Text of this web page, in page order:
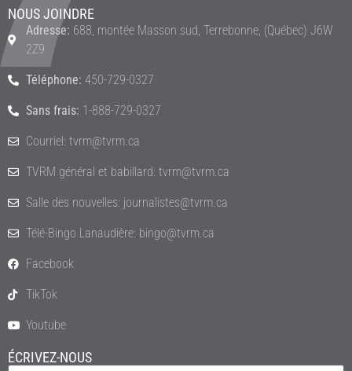
NOUS JOINDRE
Adresse: 688, montée Masson sud, Terrebonne, (Québec) J6W
2Z9
Téléphone: 450-729-0327
Sans frais: 1-888-729-0327
Courriel: tvrm@tvrm.ca
TVRM général et babillard: tvrm@tvrm.ca
Salle des nouvelles: journalistes@tvrm.ca
Télé-Bingo Lanaudière: bingo@tvrm.ca
Facebook
TikTok
Youtube
ÉCRIVEZ-NOUS